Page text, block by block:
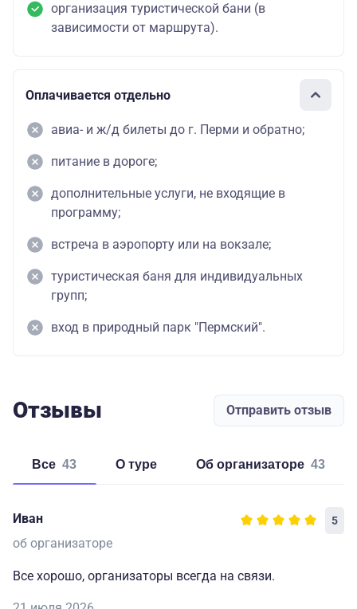
организация туристической бани (в
зависимости от маршрута).
Оплачивается отдельно
авиа- и ж/д билеты до г. Перми и обратно;
питание в дороге;
дополнительные услуги, не входящие в
программу;
встреча в аэропорту или на вокзале;
туристическая баня для индивидуальных
групп;
вход в природный парк "Пермский".
Отзывы Отправить отзыв
Все 43 о туре об организаторе 43
Иван 5
об организаторе
Все хорошо, организаторы всегда на связи.